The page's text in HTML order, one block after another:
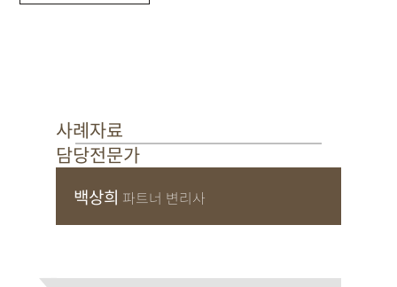
사례자료
담당전문가
백상희 파트너 변리사